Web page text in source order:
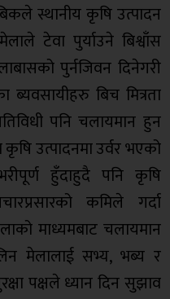
स्थानीय कृषि उत्पादन
टेवा पुर्याउने बिश्वाँस
पुर्नजिवन दिनेगरी
बिच मित्रता
पनि चलायमान हुन
उत्पादनमा उर्वर भएको
हुँदाहुदै पनि कृषि
कमिले गर्दा
माध्यमबाट चलायमान
मेलालाई सभ्य, भब्य र
पक्षले ध्यान दिन सुझाव